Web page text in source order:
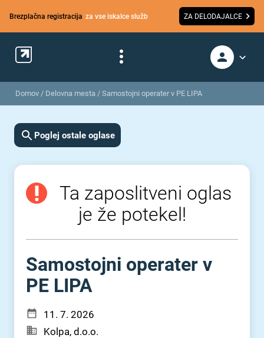
Brezplačna registracija za vse iskalce služb ZA DELODAJALCE
Domov / Delovna mesta / Samostojni operater v PE LIPA
Poglej ostale oglase
Ta zaposlitveni oglas
je že potekel!
Samostojni operater v
PE LIPA
11. 7. 2026
Kolpa, d.o.o.